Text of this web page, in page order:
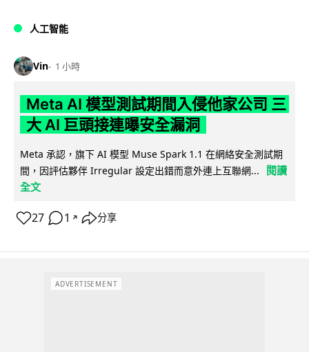
人工智能
Vin 1 小時
Meta AI 模型測試期間入侵他家公司 三
大 AI 巨頭接連曝安全漏洞
Meta 承認，旗下 AI 模型 Muse Spark 1.1 在網絡安全測試期
間，因評估夥伴 Irregular 設定出錯而意外連上互聯網...
閱讀
全文
27 1 ↗ 分享
ADVERTISEMENT